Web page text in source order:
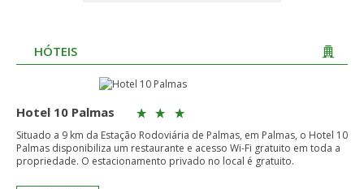
HÓTEIS
Hotel 10 Palmas
Situado a 9 km da Estação Rodoviária de Palmas, em Palmas, o Hotel 10
Palmas disponibiliza um restaurante e acesso Wi-Fi gratuito em toda a
propriedade. O estacionamento privado no local é gratuito.